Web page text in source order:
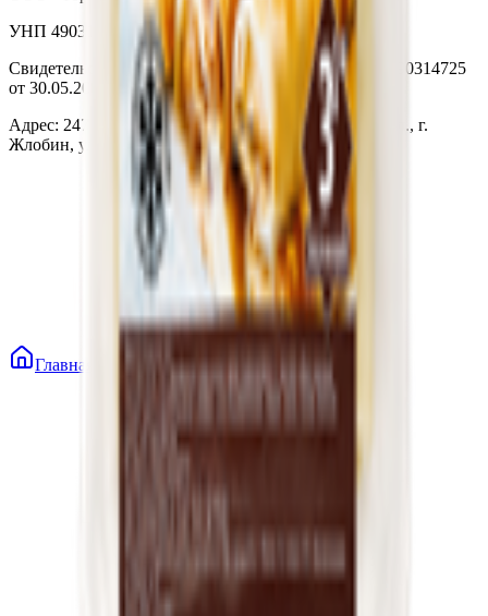
УНП 490314725
Свидетельство о государственной регистрации № 490314725
от 30.05.2003г выдано Гомельским облисполкомом
Адрес: 247210, Республика Беларусь, Гомельская обл., г.
Жлобин, ул. Козлова 2-А
Главная